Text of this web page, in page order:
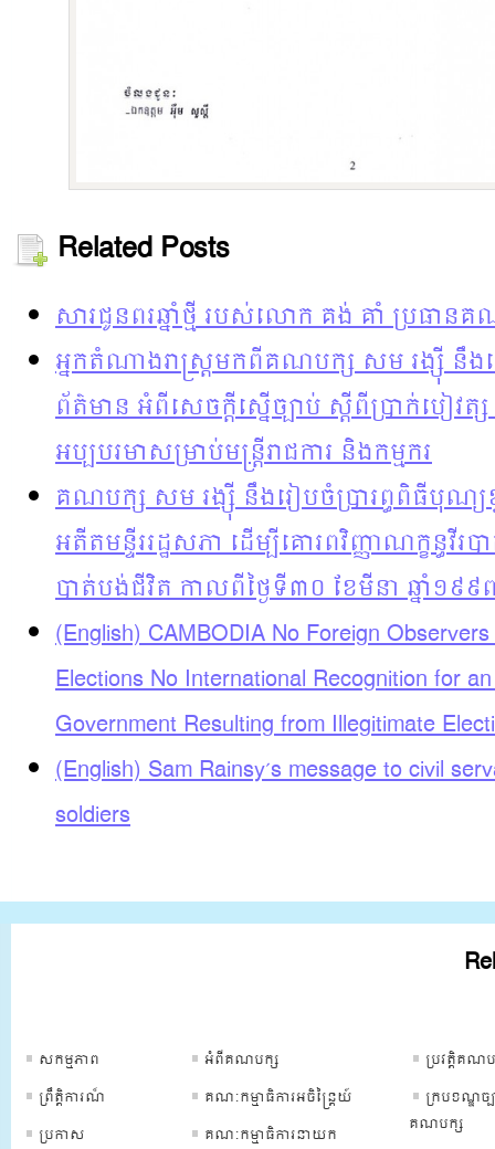
Related Posts
សារជូនពរឆ្នាំថ្មី របស់លោក គង់ គាំ ប្រធាន
អ្នកតំណាងរាស្រ្តមកពីគណបក្ស សម រង្ស៊ី នឹង
ព័ត៌មាន អំពីសេចក្តីស្នើច្បាប់ ស្តីពីប្រាក់បៀវត្
អប្បបរមាសម្រាប់មន្រ្តីរាជការ និងកម្មករ
គណបក្ស សម រង្ស៊ី នឹងរៀបចំប្រារព្ធពិធីបុ
អតីតមន្ទីររដ្ឋសភា ដើម្បីគោរពវិញ្ញាណក្ខន្ធវីរ
បាត់បង់ជីវិត កាលពីថ្ងៃទី៣០ ខែមីនា ឆ្នាំ១៩
(English) CAMBODIA No Foreign
Elections No International Recognition for
Government Resulting from Illegitimate
(English) Sam Rainsy’s message to civil
soldiers
សកម្មភាព
ព្រឹត្ដិការណ៏
ប្រកាស
អំពីគណបក្ស
គណៈកម្មាធិការអចិន្រ្តៃយ៍
គណៈកម្មាធិការនាយក
ប្រវត្ដិគណ
ក្របខណ្ឌច្
គណបក្ស